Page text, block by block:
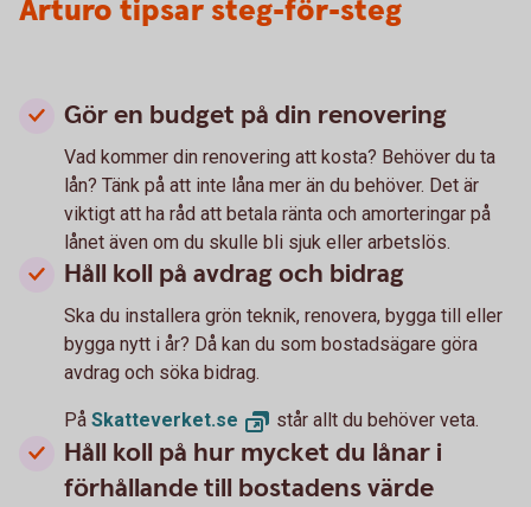
Arturo tipsar steg-för-steg
Gör en budget på din renovering
Vad kommer din renovering att kosta? Behöver du ta
lån? Tänk på att inte låna mer än du behöver. Det är
viktigt att ha råd att betala ränta och amorteringar på
lånet även om du skulle bli sjuk eller arbetslös.
Håll koll på avdrag och bidrag
Ska du installera grön teknik, renovera, bygga till eller
bygga nytt i år? Då kan du som bostadsägare göra
avdrag och söka bidrag.
På Skatteverket.se står allt du behöver veta.
Håll koll på hur mycket du lånar i
förhållande till bostadens värde